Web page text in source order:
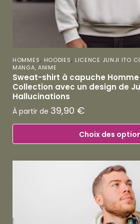
HOMMES, HOODIES, LICENCE JUNJI ITO
MANGA, ANIME
Sweat-shirt à capuche
Collection avec un design de
Hallucinations
À partir de 39,90 €
Choix des